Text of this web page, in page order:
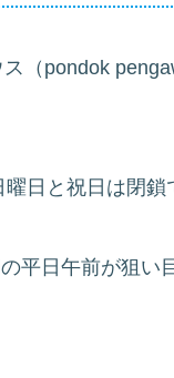
（pondok
日と祝日は閉鎖
平日午前が狙い